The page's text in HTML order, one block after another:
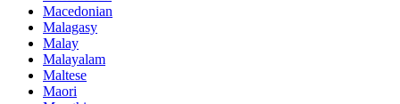
Macedonian
Malagasy
Malay
Malayalam
Maltese
Maori